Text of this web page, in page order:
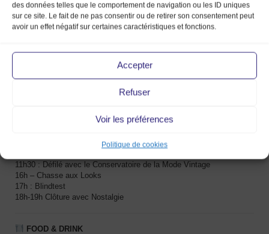
des données telles que le comportement de navigation ou les ID uniques
sur ce site. Le fait de ne pas consentir ou de retirer son consentement peut
avoir un effet négatif sur certaines caractéristiques et fonctions.
Accepter
Refuser
Voir les préférences
Politique de cookies
Supdemod(Voyage à travers l’histoire de
la mode)
Supdemod
11h30 : Défilé avec le Conservatoire de la Mode Vintage
16h – Chasse aux Looks
17h : Blindtest
18h-19h Clôture avec Nostalgie
FOOD & DRINK